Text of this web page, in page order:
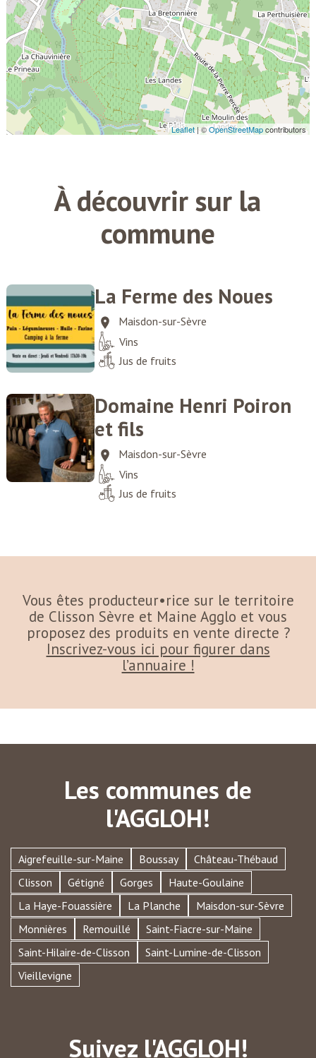
À découvrir sur la
commune
La Ferme des Noues
Maisdon-sur-Sèvre
Vins
Jus de fruits
Domaine Henri Poiron
et fils
Maisdon-sur-Sèvre
Vins
Jus de fruits
Vous êtes producteur•rice sur le territoire
de Clisson Sèvre et Maine Agglo et vous
proposez des produits en vente directe ?
Inscrivez-vous ici pour figurer dans
l’annuaire !
Les communes de
l'AGGLOH!
Aigrefeuille-sur-Maine Boussay
Château-Thébaud
Clisson
Gétigné Gorges
Haute-Goulaine
La Haye-Fouassière
La Planche
Maisdon-sur-Sèvre
Monnières
Remouillé
Saint-Fiacre-sur-Maine
Saint-Hilaire-de-Clisson
Saint-Lumine-de-Clisson
Vieillevigne
Suivez l'AGGLOH!